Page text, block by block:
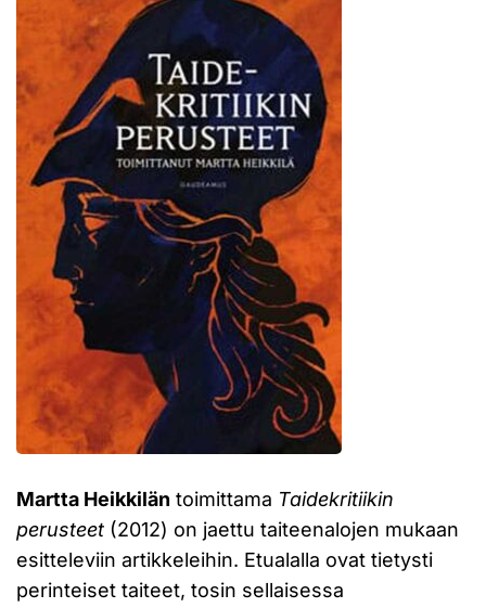
Martta Heikkilän toimittama Taidekritiikin
perusteet (2012) on jaettu taiteenalojen mukaan
esitteleviin artikkeleihin. Etualalla ovat tietysti
perinteiset taiteet, tosin sellaisessa